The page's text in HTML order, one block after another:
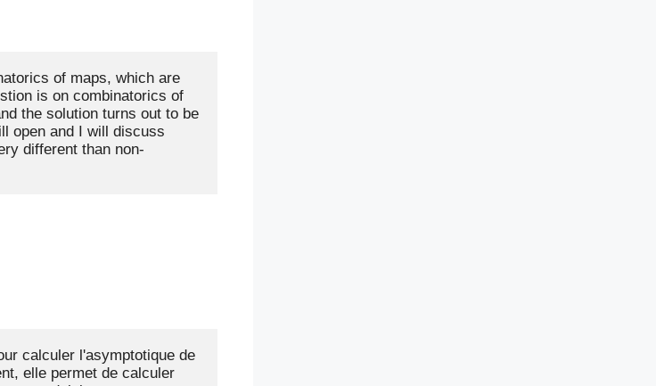
of maps, which are
is on combinatorics of
the solution turns out to be
open and I will discuss
different than non-
calculer l'asymptotique de
elle permet de calculer